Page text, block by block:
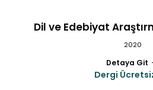
Dil ve Edebiyat
2020
Detaya Git
Dergi